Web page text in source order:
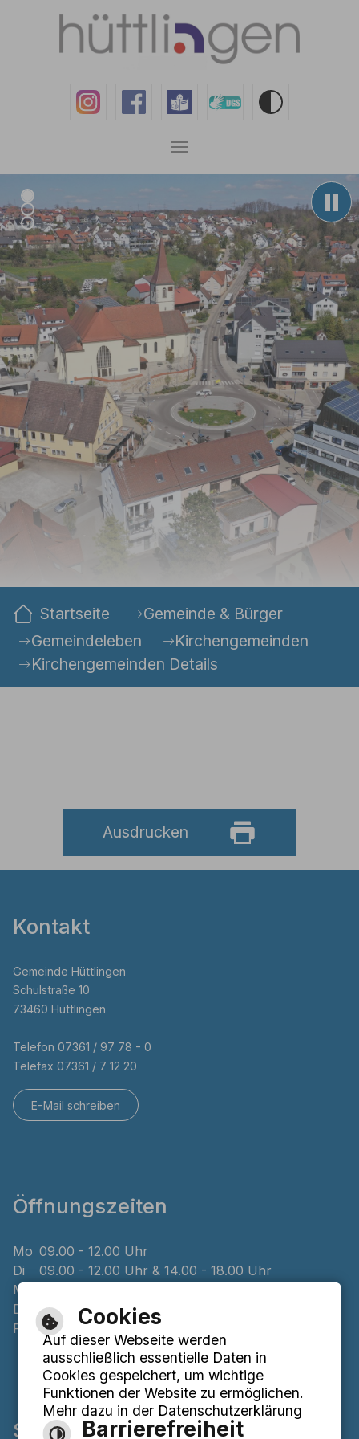
Zum Hauptinhalt springen
Startseite
Gemeinde & Bürger
Gemeindeleben
Kirchengemeinden
Kirchengemeinden Details
Ausdrucken
Kontakt
Gemeinde Hüttlingen
Schulstraße 10
73460 Hüttlingen
Telefon 07361 / 97 78 - 0
Telefax 07361 / 7 12 20
E-Mail schreiben
Öffnungszeiten
Mo 09.00 - 12.00 Uhr
Di
09.00 - 12.00 Uhr & 14.00 - 18.00 Uhr
Mi
Do
08.00 - 12.00 Uhr & 14.00 - 16.00 Uhr
Fr
09.00 - 12.00 Uhr
Service
Cookies
Auf dieser Webseite werden
ausschließlich essentielle Daten in
Cookies gespeichert, um wichtige
Funktionen der Website zu ermöglichen.
Mehr dazu in der Datenschutzerklärung
Barrierefreiheit